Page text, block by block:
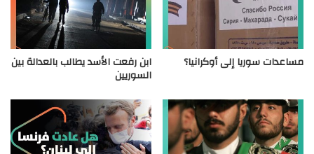
مساعدات سوريا إلى أوكرانيا؟ ابن رفعت الأسد يطالب بالعدالة بين
السوريين